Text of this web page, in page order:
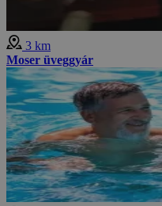
3 km
Moser üveggyár